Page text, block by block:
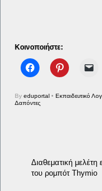
Κοινοποιήστε:
Byeduportal • Εκπαιδευτικό
Δαπόντες
Διαθεματική
του ρομπότ Thymio